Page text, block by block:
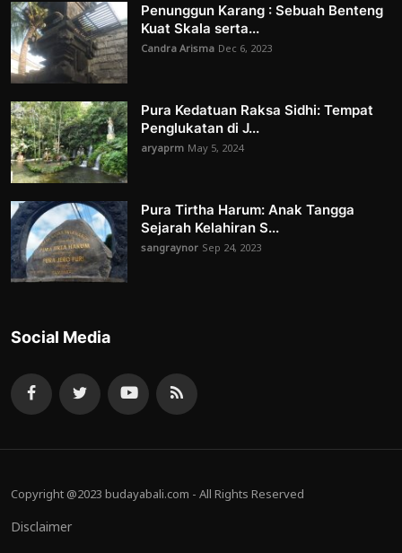
Penunggun Karang : Sebuah Benteng
Kuat Skala serta...
Candra Arisma Dec 6, 2023
Pura Kedatuan Raksa Sidhi: Tempat
Penglukatan di J...
aryaprm May 5, 2024
Pura Tirtha Harum: Anak Tangga
Sejarah Kelahiran S...
sangraynor Sep 24, 2023
Social Media
Copyright @2023 budayabali.com - All Rights Reserved
Disclaimer